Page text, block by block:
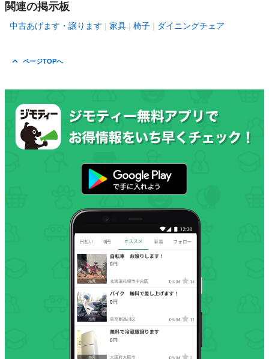
関連の掲示板
中古あげます・譲ります 家具 椅子 ダイニングチェア
ページTOPへ